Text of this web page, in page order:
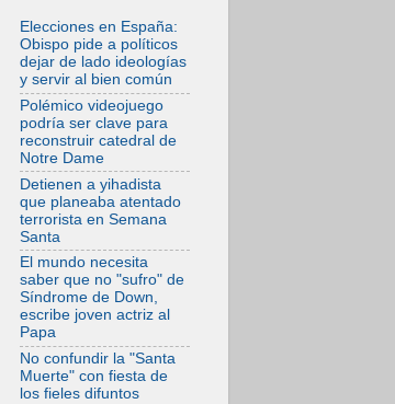
Trienal de Arte de
las Universidades
Católicas:
«Exercises in
Empathy»
07.08.2026
Fortunatus
Nwachukwu: la
comunicación como
misión al servicio
del Evangelio
07.08.2026
voz a las religiosas
en el espacio
público
Elecciones en España:
Obispo pide a políticos
dejar de lado ideologías
y servir al bien común
Polémico videojuego
podría ser clave para
reconstruir catedral de
Notre Dame
Detienen a yihadista
que planeaba atentado
terrorista en Semana
Santa
El mundo necesita
saber que no "sufro" de
Síndrome de Down,
escribe joven actriz al
Papa
No confundir la "Santa
Muerte" con fiesta de
los fieles difuntos